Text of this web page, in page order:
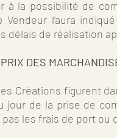
à la possibilité de
Vendeur l’aura
délais de réalisation
DES
Créations figurent
jour de la prise de
pas les frais de port